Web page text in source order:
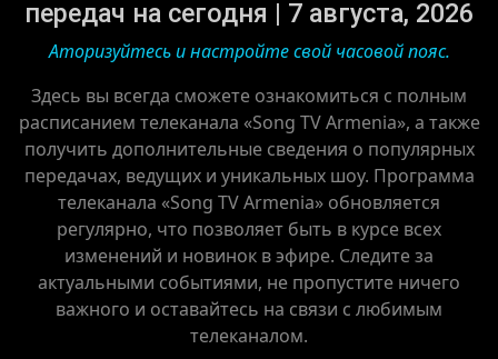
передач на сегодня | 7 августа, 2026
Аторизуйтесь и настройте свой часовой пояс.
Здесь вы всегда сможете ознакомиться с полным
расписанием телеканала «Song TV Armenia», а также
получить дополнительные сведения о популярных
передачах, ведущих и уникальных шоу. Программа
телеканала «Song TV Armenia» обновляется
регулярно, что позволяет быть в курсе всех
изменений и новинок в эфире. Следите за
актуальными событиями, не пропустите ничего
важного и оставайтесь на связи с любимым
телеканалом.